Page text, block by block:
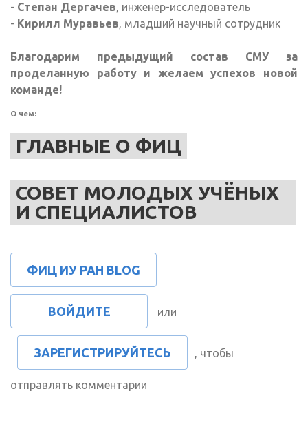
- Степан Дергачев, инженер-исследователь
- Кирилл Муравьев, младший научный сотрудник
Благодарим предыдущий состав СМУ за
проделанную работу и желаем успехов новой
команде!
О чем:
ГЛАВНЫЕ О ФИЦ
СОВЕТ МОЛОДЫХ УЧЁНЫХ
И СПЕЦИАЛИСТОВ
ФИЦ ИУ РАН BLOG
ВОЙДИТЕ или
ЗАРЕГИСТРИРУЙТЕСЬ , чтобы
отправлять комментарии